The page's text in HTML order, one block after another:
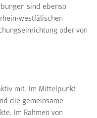
sind ebenso
westfälischen
oder von
mit. Im Mittelpunkt
die gemeinsame
Im Rahmen von